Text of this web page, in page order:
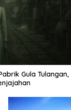
Gula Tulangan,